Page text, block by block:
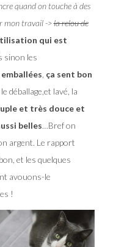
quand on touche à des
mon travail ->la relou de
qui est
sinon les
, ça sent bon
déballage,et lavé, la
et très douce et
belles…Bref on
argent. Le rapport
et les quelques
avouons-le
!